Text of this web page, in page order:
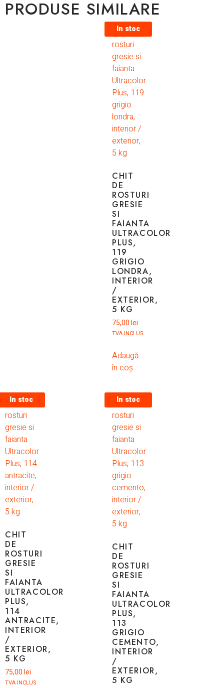
PRODUSE SIMILARE
In stoc
CHIT
DE
ROSTURI
GRESIE
SI
FAIANTA
ULTRACOLOR
PLUS,
119
GRIGIO
LONDRA,
INTERIOR
/
EXTERIOR,
5 KG
75,00 lei
TVA INCLUS
Adaugă
în coș
In stoc
CHIT
DE
ROSTURI
GRESIE
SI
FAIANTA
ULTRACOLOR
PLUS,
114
ANTRACITE,
INTERIOR
/
EXTERIOR,
5 KG
75,00 lei
TVA INCLUS
In stoc
CHIT
DE
ROSTURI
GRESIE
SI
FAIANTA
ULTRACOLOR
PLUS,
113
GRIGIO
CEMENTO,
INTERIOR
/
EXTERIOR,
5 KG